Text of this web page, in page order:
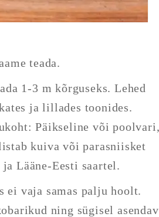
teada.
1-3 m kõrguseks. Lehed
ja lillades toonides.
Päikseline või
kuiva või parasniisket
Lääne-Eesti saartel.
ei vaja samas palju hoolt.
ning sügisel